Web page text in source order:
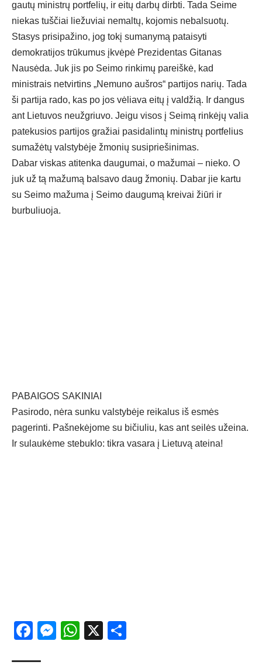
gautų ministrų portfelių, ir eitų darbų dirbti. Tada Seime
niekas tuščiai liežuviai nemaltų, kojomis nebalsuotų.
Stasys prisipažino, jog tokį sumanymą pataisyti
demokratijos trūkumus įkvėpė Prezidentas Gitanas
Nausėda. Juk jis po Seimo rinkimų pareiškė, kad
ministrais netvirtins „Nemuno aušros“ partijos narių. Tada
ši partija rado, kas po jos vėliava eitų į valdžią. Ir dangus
ant Lietuvos neužgriuvo. Jeigu visos į Seimą rinkėjų valia
patekusios partijos gražiai pasidalintų ministrų portfelius
sumažėtų valstybėje žmonių susipriešinimas.
Dabar viskas atitenka daugumai, o mažumai – nieko. O
juk už tą mažumą balsavo daug žmonių. Dabar jie kartu
su Seimo mažuma į Seimo daugumą kreivai žiūri ir
burbuliuoja.
PABAIGOS SAKINIAI
Pasirodo, nėra sunku valstybėje reikalus iš esmės
pagerinti. Pašnekėjome su bičiuliu, kas ant seilės užeina.
Ir sulaukėme stebuklo: tikra vasara į Lietuvą ateina!
Facebook
Messenger
WhatsApp
X